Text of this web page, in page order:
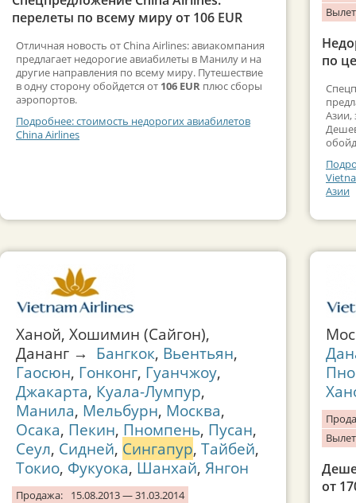
перелеты по всему миру от 106 EUR
Отличная новость от China Airlines: авиакомпания
предлагает недорогие авиабилеты в Манилу и на
другие направления по всему миру. Путешествие
в одну сторону обойдется от 106 EUR плюс сборы
аэропортов.
Подробнее: стоимость недорогих авиабилетов
China Airlines
Ханой, Хошимин (Сайгон),
Дананг → Бангкок, Вьентьян,
Гаосюн, Гонконг, Гуанчжоу,
Джакарта, Куала-Лумпур,
Манила, Мельбурн, Москва,
Осака, Пекин, Пномпень, Пусан,
Сеул, Сидней, Сингапур, Тайбей,
Токио, Фукуока, Шанхай, Янгон
Продажа:
15.08.2013 — 31.03.2014
по
Азии,
Азии
от